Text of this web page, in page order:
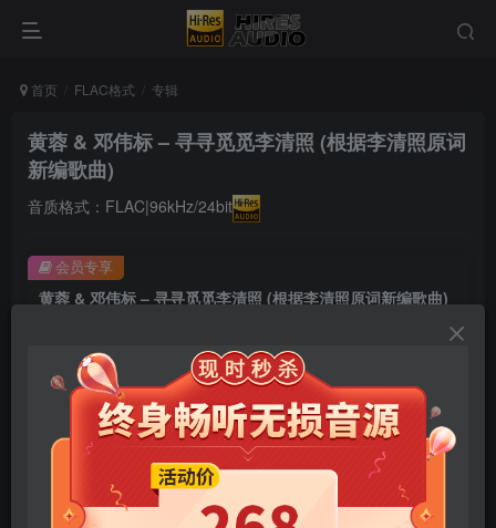
首页 FLAC格式 专辑
黄蓉 & 邓伟标 – 寻寻觅觅李清照 (根据李清照原词
新编歌曲)
音质格式：FLAC|96kHz/24bit
黄蓉 & 邓伟标 – 寻寻觅觅李清照 (根据李清照原词新编歌曲)
￥9.9 限时特惠
￥99
年卡会员免费 永久会员免费
立即购买
您当前未登录！建议登陆后购买，可保存购买订单
会员专享